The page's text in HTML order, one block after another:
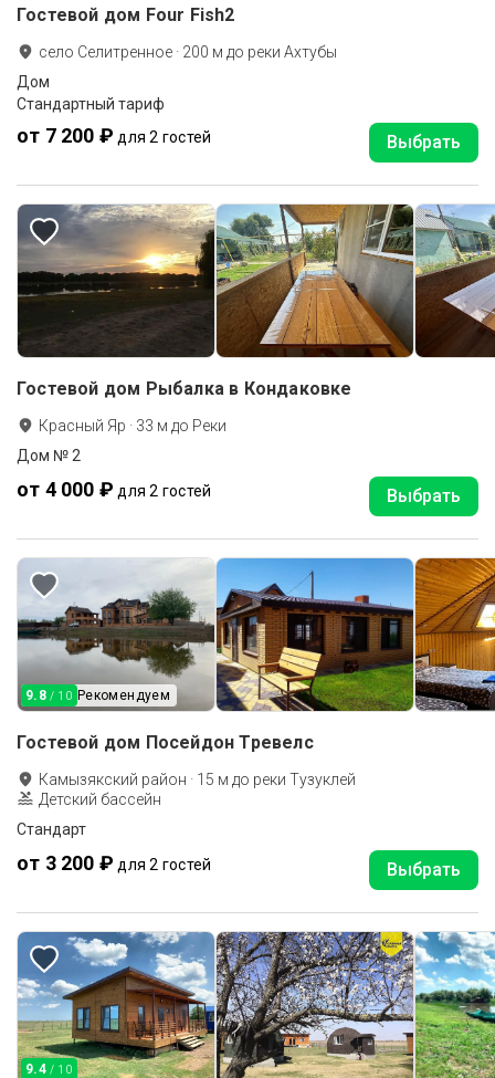
Гостевой дом Four Fish2
село Селитренное · 200 м до реки Ахтубы
Дом
Стандартный тариф
от 7 200 ₽ для 2 гостей Выбрать
Гостевой дом Рыбалка в Кондаковке
Красный Яр · 33 м до Реки
Дом № 2
от 4 000 ₽ для 2 гостей Выбрать
9.8 / 10 Рекомендуем
Гостевой дом Посейдон Тревелс
Камызякский район · 15 м до реки Тузуклей
Детский бассейн
Стандарт
от 3 200 ₽ для 2 гостей Выбрать
9.4 / 10